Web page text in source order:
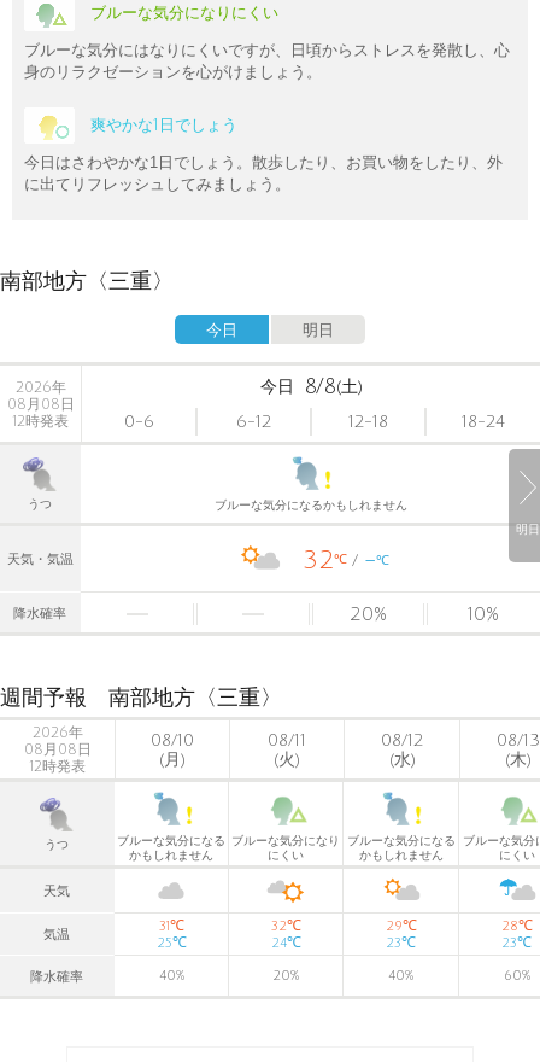
ブルーな気分になりにくい
ブルーな気分にはなりにくいですが、日頃からストレスを発散し、心
身のリラクゼーションを心がけましょう。
爽やかな1日でしょう
今日はさわやかな1日でしょう。散歩したり、お買い物をしたり、外
に出てリフレッシュしてみましょう。
南部地方〈三重〉
今日 明日
明日
2026年
08月08日
12時発表
今日 8/8(土)
0-6
6-12 12-18 18-24
うつ ブルーな気分になるかもしれません
天気・気温 32℃ -℃
降水確率 20% 10%
週間予報 南部地方〈三重〉
2026年
08月08日
12時発表
08/10
(月)
08/11
(火)
08/12
(水)
08/13
(木)
うつ
ブルーな気分になる
かもしれません
ブルーな気分になり
にくい
ブルーな気分になる
かもしれません
ブルーな気分
にくい
天気
気温
31℃
25℃
32℃
24℃
29℃
23℃
28℃
23℃
降水確率 40% 20% 40% 60%